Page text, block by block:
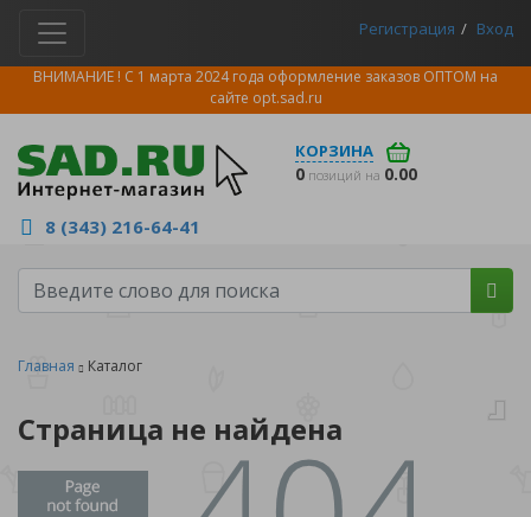
Регистрация Вход
ВНИМАНИЕ ! С 1 марта 2024 года оформление заказов ОПТОМ на
сайте opt.sad.ru
КОРЗИНА
0 позиций на 0.00
8 (343) 216-64-41
Главная Каталог
Страница не найдена